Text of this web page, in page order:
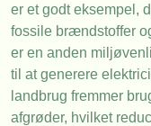
er et godt eksempel,
fossile brændstoffer
er en anden
til at generere
landbrug fremmer
afgrøder, hvilket